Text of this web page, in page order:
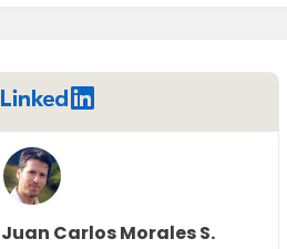
LinkedIn
Juan Carlos Morales S.